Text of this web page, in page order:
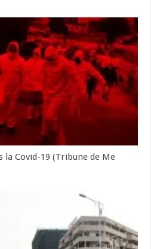
la Covid-19 (Tribune de Me